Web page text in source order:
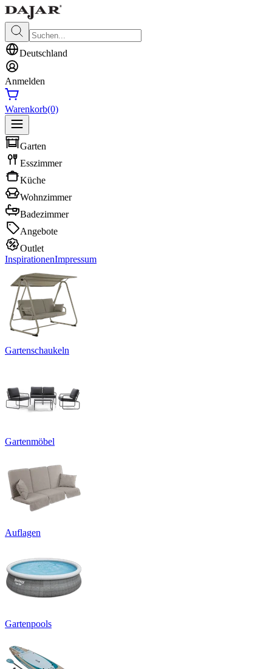
Deutschland
Anmelden
Warenkorb(0)
Garten
Esszimmer
Küche
Wohnzimmer
Badezimmer
Angebote
Outlet
InspirationenImpressum
Gartenschaukeln
Gartenmöbel
Auflagen
Gartenpools